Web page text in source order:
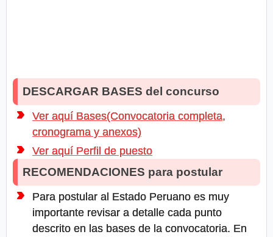
DESCARGAR BASES del concurso
Ver aquí Bases(Convocatoria completa,
cronograma y anexos)
Ver aquí Perfil de puesto
RECOMENDACIONES para postular
Para postular al Estado Peruano es muy
importante revisar a detalle cada punto
descrito en las bases de la convocatoria. En